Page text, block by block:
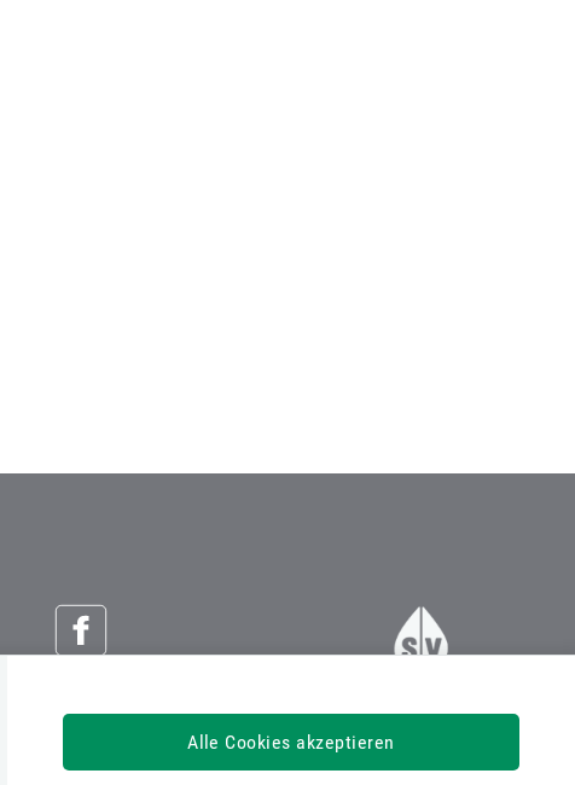
Alle Cookies akzeptieren
Österreichische Sozialversicherung
Dachverband der Sozialversicherungsträger